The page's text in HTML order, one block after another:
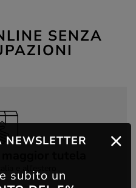
SENZA
e all'estero
subito un